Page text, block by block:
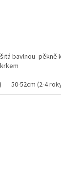
bavlnou- pěkně
50-52cm (2-4